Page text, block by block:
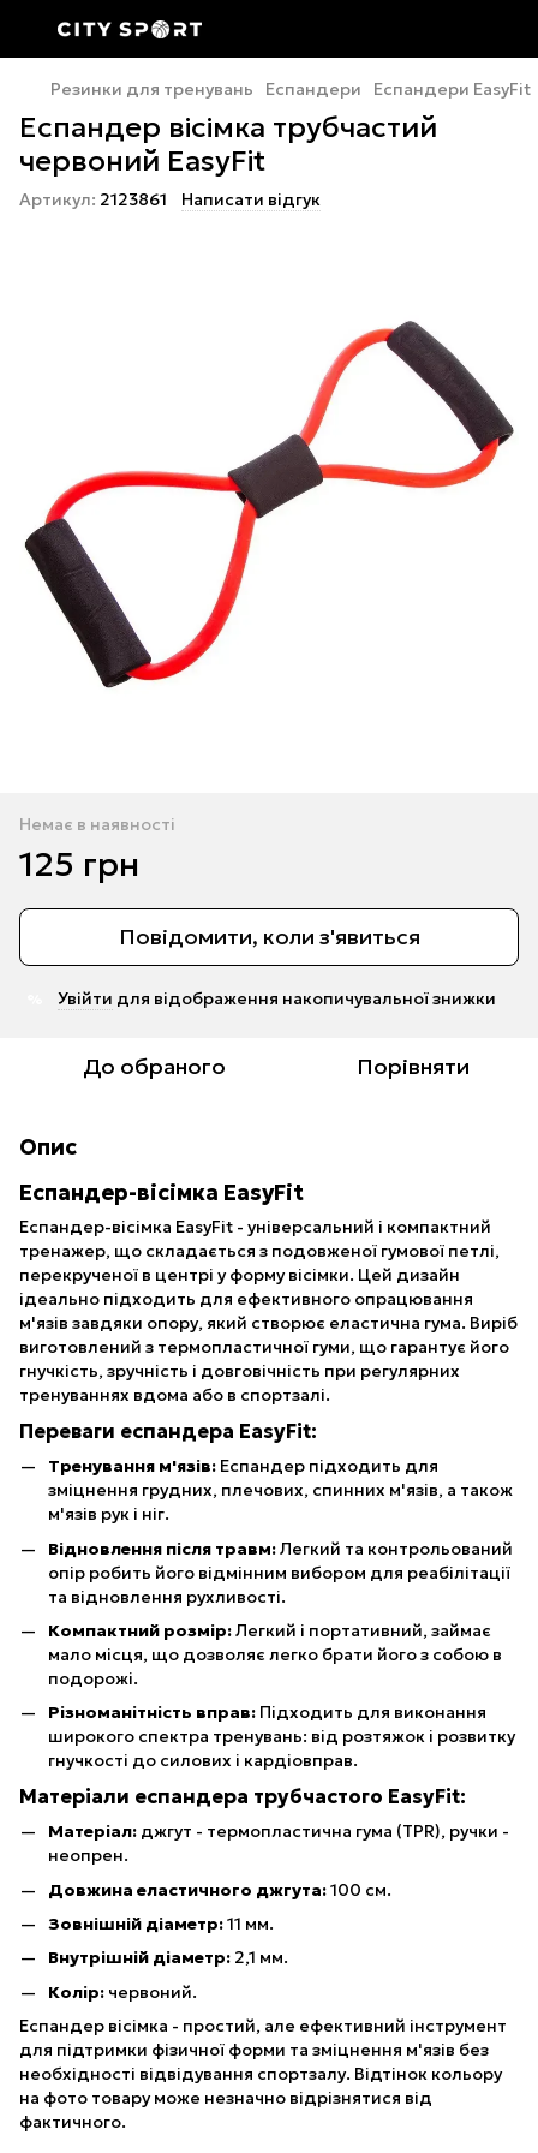
Резинки для тренувань Еспандери Еспандери EasyFit
Еспандер вісімка трубчастий
червоний EasyFit
Артикул: 2123861 Написати відгук
Немає в наявності
125 грн
Повідомити, коли з'явиться
Увійти для відображення накопичувальної знижки
До обраного Порівняти
Опис
Еспандер-вісімка EasyFit
Еспандер-вісімка EasyFit - універсальний і компактний
тренажер, що складається з подовженої гумової петлі,
перекрученої в центрі у форму вісімки. Цей дизайн
ідеально підходить для ефективного опрацювання
м'язів завдяки опору, який створює еластична гума. Виріб
виготовлений з термопластичної гуми, що гарантує його
гнучкість, зручність і довговічність при регулярних
тренуваннях вдома або в спортзалі.
Переваги еспандера EasyFit:
Тренування м'язів: Еспандер підходить для
зміцнення грудних, плечових, спинних м'язів, а також
м'язів рук і ніг.
Відновлення після травм:Легкий та контрольований
опір робить його відмінним вибором для реабілітації
та відновлення рухливості.
Компактний розмір:Легкий і портативний, займає
мало місця, що дозволяє легко брати його з собою в
подорожі.
Різноманітність вправ: Підходить для виконання
широкого спектра тренувань: від розтяжок і розвитку
гнучкості до силових і кардіовправ.
Матеріали еспандера трубчастого EasyFit:
Матеріал: джгут - термопластична гума (TPR), ручки -
неопрен.
Довжина еластичного джгута:100 см.
Зовнішній діаметр:11 мм.
Внутрішній діаметр: 2,1 мм.
Колір: червоний.
Еспандер вісімка - простий, але ефективний інструмент
для підтримки фізичної форми та зміцнення м'язів без
необхідності відвідування спортзалу. Відтінок кольору
на фото товару може незначно відрізнятися від
фактичного.